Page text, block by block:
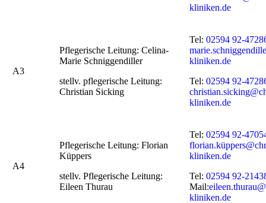
kliniken.de
A3
Pflegerische Leitung: Celina-
Marie Schniggendiller
stellv. pflegerische Leitung:
Christian Sicking
Tel: 02594 92-
kliniken.de
Tel: 02594 92-
kliniken.de
A4
Pflegerische Leitung: Florian
Küppers
stellv. Pflegerische Leitung:
Eileen Thurau
Tel: 02594 92-
kliniken.de
Tel: 02594 92-
Mail:
kliniken.de